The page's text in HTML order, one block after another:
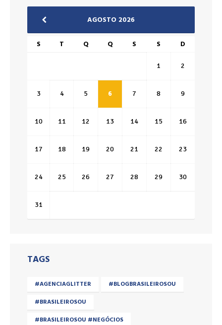
AGOSTO 2026
S T Q Q S S D
1 2
3 4 5 6 7 8 9
10 11 12 13 14 15 16
17 18 19 20 21 22 23
24 25 26 27 28 29 30
31
TAGS
#AGENCIAGLITTER
#BLOGBRASILEIROSOU
#BRASILEIROSOU
#BRASILEIROSOU #NEGÓCIOS